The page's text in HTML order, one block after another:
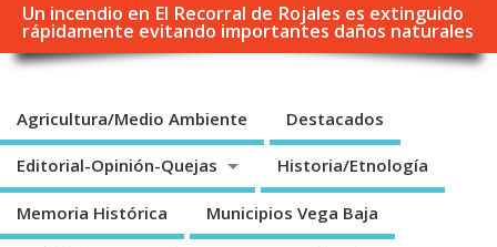
Un incendio en El Recorral de Rojales es extinguido
rápidamente evitando importantes daños naturales
Agricultura/Medio Ambiente Destacados
Editorial-Opinión-Quejas Historia/Etnología
Memoria Histórica Municipios Vega Baja